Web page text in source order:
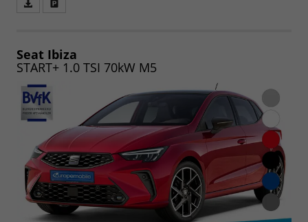
speichern/drucken
Seat Ibiza
START+ 1.0 TSI 70kW M5